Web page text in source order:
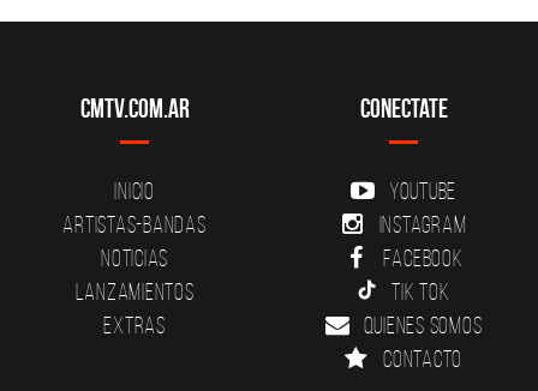
CMTV.com.ar
Inicio
Artistas-Bandas
Noticias
Lanzamientos
Extras
Conectate
YouTube
Instagram
Facebook
Tik Tok
Quienes somos
Contacto